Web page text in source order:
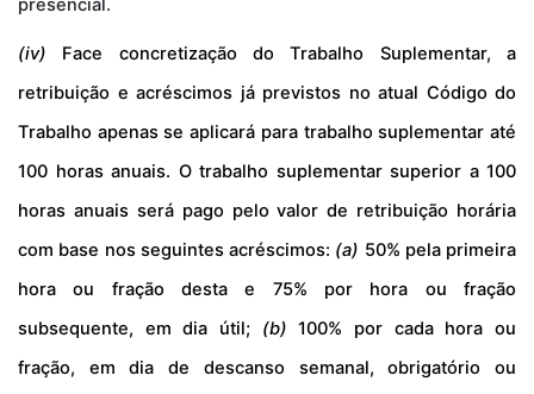
presencial.
(iv) Face concretização do Trabalho Suplementar, a
retribuição e acréscimos já previstos no atual Código do
Trabalho apenas se aplicará para trabalho suplementar até
100 horas anuais. O trabalho suplementar superior a 100
horas anuais será pago pelo valor de retribuição horária
com base nos seguintes acréscimos: (a) 50% pela primeira
hora ou fração desta e 75% por hora ou fração
subsequente, em dia útil; (b) 100% por cada hora ou
fração, em dia de descanso semanal, obrigatório ou